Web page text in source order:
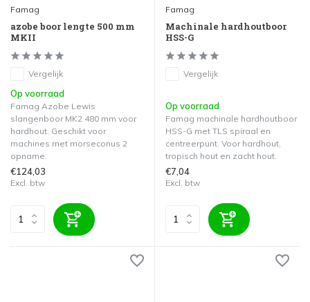
Famag
azobe boor lengte 500 mm
MKII
Vergelijk
Op voorraad
Famag Azobe Lewis
slangenboor MK2 480 mm voor
hardhout. Geschikt voor
machines met morseconus 2
opname.
€124,03
Excl. btw
Famag
Machinale hardhoutboor
HSS-G
Vergelijk
Op voorraad
Famag machinale hardhoutboor
HSS-G met TLS spiraal en
centreerpunt. Voor hardhout,
tropisch hout en zacht hout.
€7,04
Excl. btw